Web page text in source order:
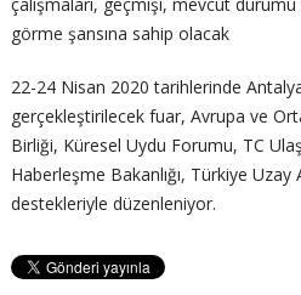
görme şansına sahip olacak
22-24 Nisan 2020 tarihlerinde
gerçekleştirilecek fuar, Avrupa ve
Birliği, Küresel Uydu Forumu, TC
Haberleşme Bakanlığı, Türkiye Uzay
destekleriyle düzenleniyor.